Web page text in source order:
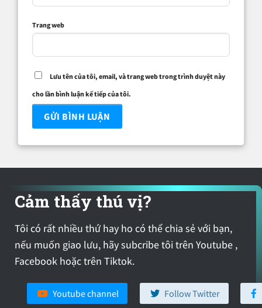
Trang web
Lưu tên của tôi, email, và trang web trong trình duyệt này
cho lần bình luận kế tiếp của tôi.
Cảm thấy thú vị?
Tôi có rất nhiều thứ hay ho có thể chia sẻ với bạn,
nếu muốn giao lưu, hãy subcribe tôi trên Youtube ,
Facebook hoặc trên Tiktok.
Youtube channel Follow Twitter